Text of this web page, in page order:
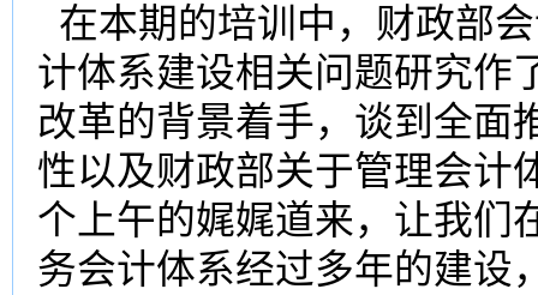
在本期的培训中，财政部
计体系建设相关问题研究作
改革的背景着手，谈到全面
性以及财政部关于管理会计
个上午的娓娓道来，让我们
务会计体系经过多年的建设